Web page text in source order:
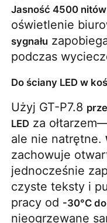
Jasność 4500 nitów
oświetlenie
sygnału
podczas
Do ściany LED w
Użyj GT-P7.8
LED za
ale nie natrętne.
zachowuje
jednocześnie
czyste teksty i
pracy od -30°C
nieogrzewane